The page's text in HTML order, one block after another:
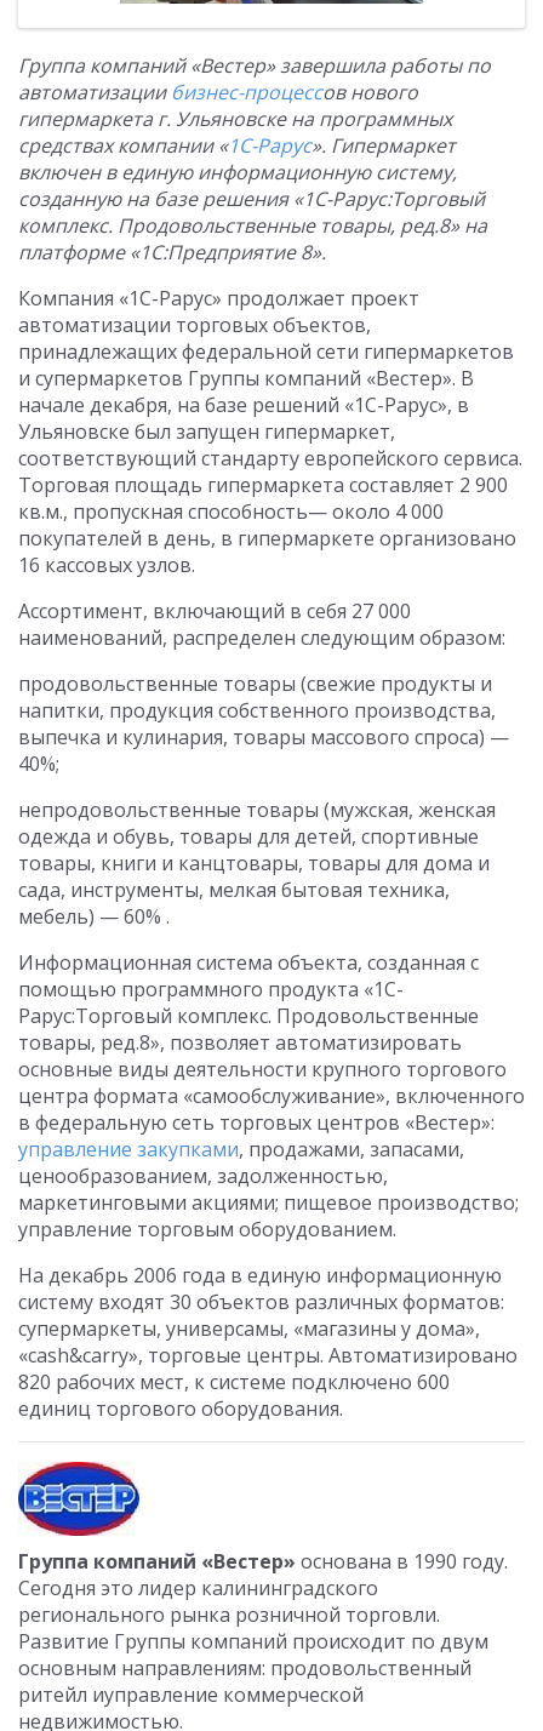
Группа компаний «Вестер» завершила работы по
автоматизации бизнес-процессов нового
гипермаркета г. Ульяновске на программных
средствах компании «1С-Рарус». Гипермаркет
включен в единую информационную систему,
созданную на базе решения «1С-Рарус:Торговый
комплекс. Продовольственные товары, ред.8» на
платформе «1С:Предприятие 8».
Компания «1С-Рарус» продолжает проект
автоматизации торговых объектов,
принадлежащих федеральной сети гипермаркетов
и супермаркетов Группы компаний «Вестер». В
начале декабря, на базе решений «1С-Рарус», в
Ульяновске был запущен гипермаркет,
соответствующий стандарту европейского сервиса.
Торговая площадь гипермаркета составляет 2 900
кв.м., пропускная способность— около 4 000
покупателей в день, в гипермаркете организовано
16 кассовых узлов.
Ассортимент, включающий в себя 27 000
наименований, распределен следующим образом:
продовольственные товары (свежие продукты и
напитки, продукция собственного производства,
выпечка и кулинария, товары массового спроса) —
40%;
непродовольственные товары (мужская, женская
одежда и обувь, товары для детей, спортивные
товары, книги и канцтовары, товары для дома и
сада, инструменты, мелкая бытовая техника,
мебель) — 60% .
Информационная система объекта, созданная с
помощью программного продукта «1С-
Рарус:Торговый комплекс. Продовольственные
товары, ред.8», позволяет автоматизировать
основные виды деятельности крупного торгового
центра формата «самообслуживание», включенного
в федеральную сеть торговых центров «Вестер»:
управление закупками, продажами, запасами,
ценообразованием, задолженностью,
маркетинговыми акциями; пищевое производство;
управление торговым оборудованием.
На декабрь 2006 года в единую информационную
систему входят 30 объектов различных форматов:
супермаркеты, универсамы, «магазины у дома»,
«сash&carry», торговые центры. Автоматизировано
820 рабочих мест, к системе подключено 600
единиц торгового оборудования.
Группа компаний «Вестер» основана в 1990 году.
Сегодня это лидер калининградского
регионального рынка розничной торговли.
Развитие Группы компаний происходит по двум
основным направлениям: продовольственный
ритейл иуправление коммерческой
недвижимостью.